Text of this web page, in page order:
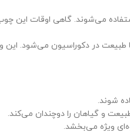
می‌شوند. گاهی اوقات این
در دکوراسیون می‌شود.
شوند.
و گیاهان را دوچندان می‌کند.
ویژه می‌بخشد.